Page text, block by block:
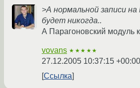
>А нормальной записи
будет никогда..
А Парагоновский модуль
vovans ★★★★★
27.12.2005 10:37:15 +00:00
Ссылка